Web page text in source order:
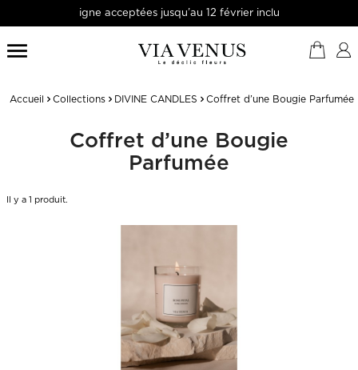
gne acceptées jusqu’au 12 février inclus

Accueil Collections DIVINE CANDLES Coffret d’une Bougie Parfumée
Coffret d’une Bougie
Parfumée
Il y a 1 produit.